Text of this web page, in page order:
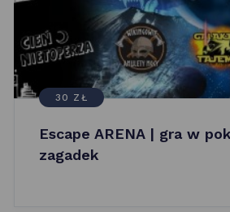
30 ZŁ
Escape ARENA | gra w
zagadek